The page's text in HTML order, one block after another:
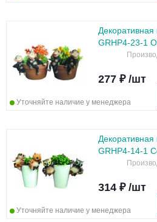
Декоративная
GRHP4-23-1
Уточняйте наличие у менеджера
277 ₽ /шт
Декоративная
GRHP4-14-1
Уточняйте наличие у менеджера
314 ₽ /шт